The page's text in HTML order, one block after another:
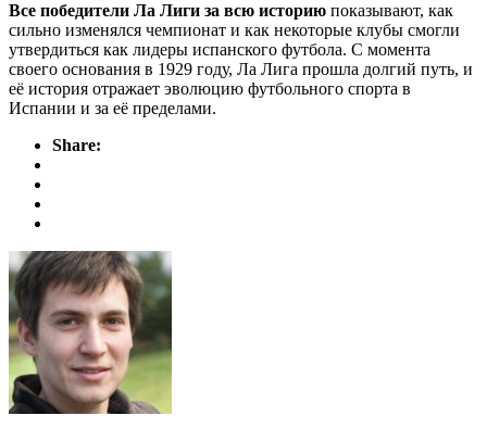
Все победители Ла Лиги за всю историю показывают, как
сильно изменялся чемпионат и как некоторые клубы смогли
утвердиться как лидеры испанского футбола. С момента
своего основания в 1929 году, Ла Лига прошла долгий путь, и
её история отражает эволюцию футбольного спорта в
Испании и за её пределами.
Share: